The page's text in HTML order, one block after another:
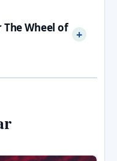
Wheel of